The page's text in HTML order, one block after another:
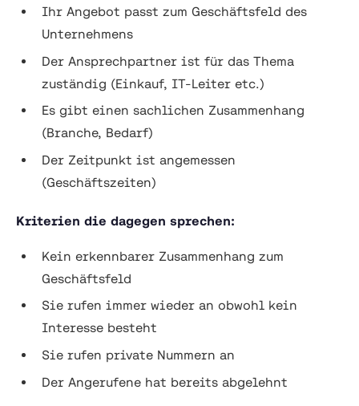
Ihr Angebot passt zum Geschäftsfeld des
Unternehmens
Der Ansprechpartner ist für das Thema
zuständig (Einkauf, IT-Leiter etc.)
Es gibt einen sachlichen Zusammenhang
(Branche, Bedarf)
Der Zeitpunkt ist angemessen
(Geschäftszeiten)
Kriterien die dagegen sprechen:
Kein erkennbarer Zusammenhang zum
Geschäftsfeld
Sie rufen immer wieder an obwohl kein
Interesse besteht
Sie rufen private Nummern an
Der Angerufene hat bereits abgelehnt